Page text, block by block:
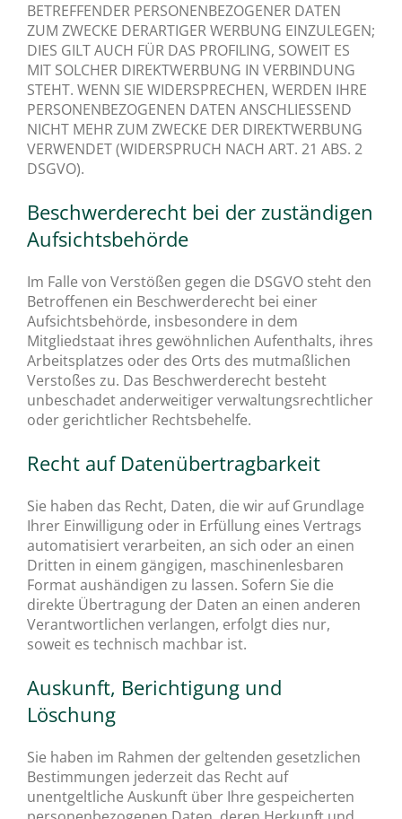
BETREFFENDER PERSONENBEZOGENER DATEN
ZUM ZWECKE DERARTIGER WERBUNG EINZULEGEN;
DIES GILT AUCH FÜR DAS PROFILING, SOWEIT ES
MIT SOLCHER DIREKTWERBUNG IN VERBINDUNG
STEHT. WENN SIE WIDERSPRECHEN, WERDEN IHRE
PERSONENBEZOGENEN DATEN ANSCHLIESSEND
NICHT MEHR ZUM ZWECKE DER DIREKTWERBUNG
VERWENDET (WIDERSPRUCH NACH ART. 21 ABS. 2
DSGVO).
Beschwerde­recht bei der zuständigen
Aufsichts­behörde
Im Falle von Verstößen gegen die DSGVO steht den
Betroffenen ein Beschwerderecht bei einer
Aufsichtsbehörde, insbesondere in dem
Mitgliedstaat ihres gewöhnlichen Aufenthalts, ihres
Arbeitsplatzes oder des Orts des mutmaßlichen
Verstoßes zu. Das Beschwerderecht besteht
unbeschadet anderweitiger verwaltungsrechtlicher
oder gerichtlicher Rechtsbehelfe.
Recht auf Daten­übertrag­barkeit
Sie haben das Recht, Daten, die wir auf Grundlage
Ihrer Einwilligung oder in Erfüllung eines Vertrags
automatisiert verarbeiten, an sich oder an einen
Dritten in einem gängigen, maschinenlesbaren
Format aushändigen zu lassen. Sofern Sie die
direkte Übertragung der Daten an einen anderen
Verantwortlichen verlangen, erfolgt dies nur,
soweit es technisch machbar ist.
Auskunft, Berichtigung und
Löschung
Sie haben im Rahmen der geltenden gesetzlichen
Bestimmungen jederzeit das Recht auf
unentgeltliche Auskunft über Ihre gespeicherten